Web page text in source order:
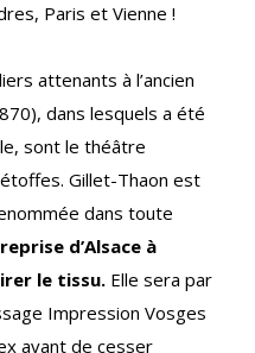
Paris et Vienne !
attenants à l’ancien
dans lesquels a été
sont le théâtre
Gillet-Thaon est
dans toute
d’Alsace à
le tissu. Elle sera par
Impression Vosges
avant de cesser